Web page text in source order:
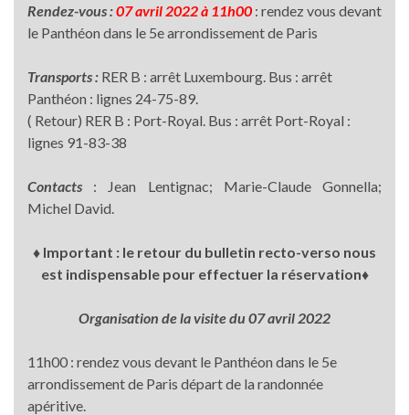
Rendez-vous :07 avril 2022 à 11h00 : rendez vous devant
le Panthéon dans le 5e arrondissement de Paris
Transports : RER B : arrêt Luxembourg. Bus : arrêt
Panthéon : lignes 24-75-89.
( Retour) RER B : Port-Royal. Bus : arrêt Port-Royal :
lignes 91-83-38
Contacts : Jean Lentignac; Marie-Claude Gonnella;
Michel David.
♦ Important : le retour du bulletin recto-verso nous
est indispensable pour effectuer la réservation♦
Organisation de la visite du 07 avril 2022
11h00 : rendez vous devant le Panthéon dans le 5e
arrondissement de Paris départ de la randonnée
apéritive.